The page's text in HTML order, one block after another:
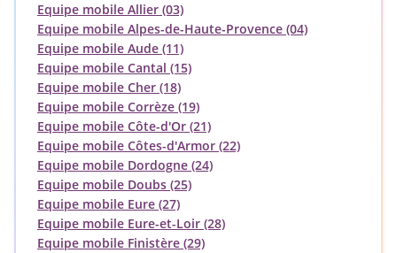
Equipe mobile Allier (03)
Equipe mobile Alpes-de-Haute-Provence (04)
Equipe mobile Aude (11)
Equipe mobile Cantal (15)
Equipe mobile Cher (18)
Equipe mobile Corrèze (19)
Equipe mobile Côte-d'Or (21)
Equipe mobile Côtes-d'Armor (22)
Equipe mobile Dordogne (24)
Equipe mobile Doubs (25)
Equipe mobile Eure (27)
Equipe mobile Eure-et-Loir (28)
Equipe mobile Finistère (29)